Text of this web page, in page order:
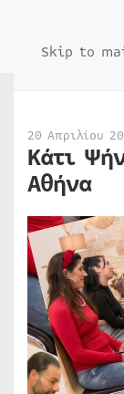
Skip to
20 Απριλίου
Κάτι
Αθήνα